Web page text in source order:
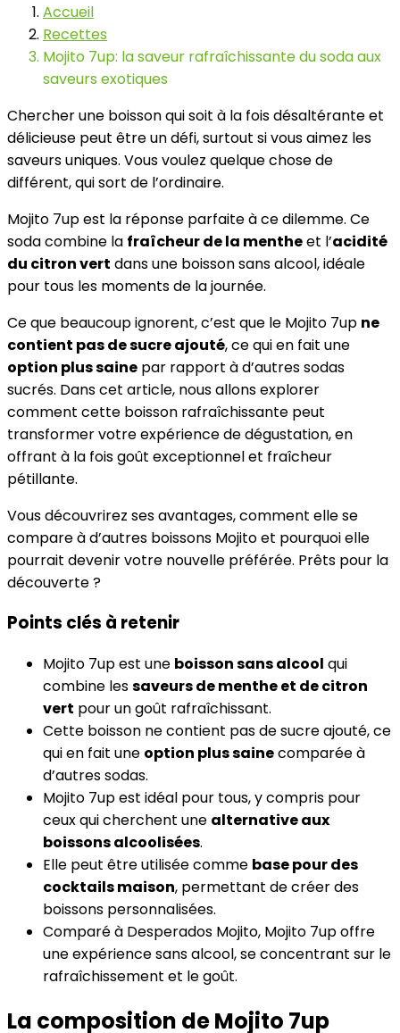
Accueil
Recettes
Mojito 7up: la saveur rafraîchissante du soda aux
saveurs exotiques
Chercher une boisson qui soit à la fois désaltérante et
délicieuse peut être un défi, surtout si vous aimez les
saveurs uniques. Vous voulez quelque chose de
différent, qui sort de l’ordinaire.
Mojito 7up est la réponse parfaite à ce dilemme. Ce
soda combine la fraîcheur de la mentheet l’acidité
du citron vert dans une boisson sans alcool, idéale
pour tous les moments de la journée.
Ce que beaucoup ignorent, c’est que le Mojito 7up ne
contient pas de sucre ajouté, ce qui en fait une
option plus saine par rapport à d’autres sodas
sucrés. Dans cet article, nous allons explorer
comment cette boisson rafraîchissante peut
transformer votre expérience de dégustation, en
offrant à la fois goût exceptionnel et fraîcheur
pétillante.
Vous découvrirez ses avantages, comment elle se
compare à d’autres boissons Mojito et pourquoi elle
pourrait devenir votre nouvelle préférée. Prêts pour la
découverte ?
Points clés à retenir
Mojito 7up est une boisson sans alcool qui
combine lessaveurs de menthe et de citron
vert pour un goût rafraîchissant.
Cette boisson ne contient pas de sucre ajouté, ce
qui en fait une option plus sainecomparée à
d’autres sodas.
Mojito 7up est idéal pour tous, y compris pour
ceux qui cherchent une alternative aux
boissons alcoolisées.
Elle peut être utilisée comme base pour des
cocktails maison, permettant de créer des
boissons personnalisées.
Comparé à Desperados Mojito, Mojito 7up offre
une expérience sans alcool, se concentrant sur le
rafraîchissement et le goût.
La composition de Mojito 7up